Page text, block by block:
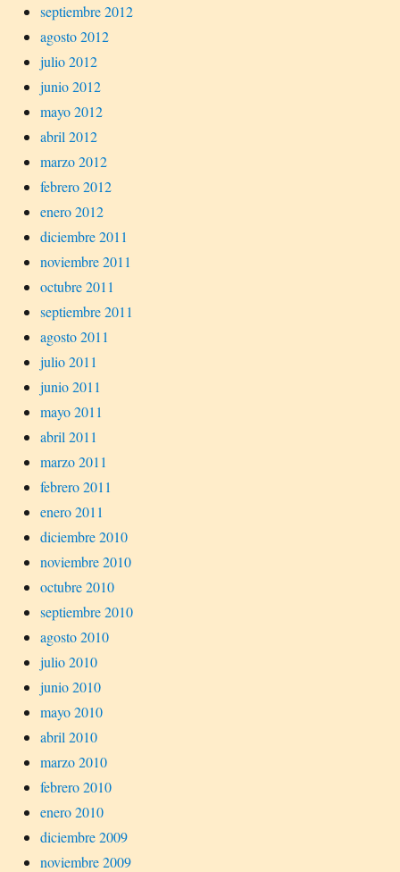
septiembre 2012
agosto 2012
julio 2012
junio 2012
mayo 2012
abril 2012
marzo 2012
febrero 2012
enero 2012
diciembre 2011
noviembre 2011
octubre 2011
septiembre 2011
agosto 2011
julio 2011
junio 2011
mayo 2011
abril 2011
marzo 2011
febrero 2011
enero 2011
diciembre 2010
noviembre 2010
octubre 2010
septiembre 2010
agosto 2010
julio 2010
junio 2010
mayo 2010
abril 2010
marzo 2010
febrero 2010
enero 2010
diciembre 2009
noviembre 2009